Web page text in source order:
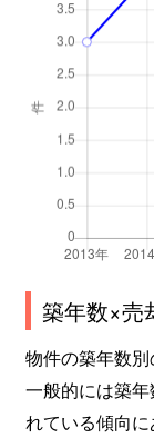
築年数×売
物件の築年数別
一般的には築
れている傾向